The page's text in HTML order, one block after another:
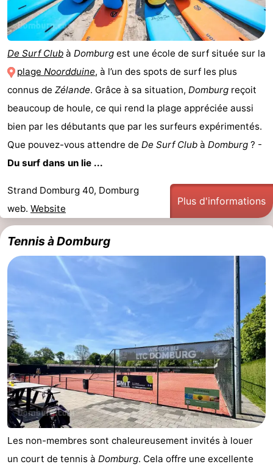
Buitenhof
Domburg
-
Hof
Domburg
-
Westhove
Hôtels
Last
minutes
Plages
Voir
et
faire
Lieux
d'intérêt
-
Musées
-
Monuments
-
Phares
-
Points
de
vue
Attractions
-
Terrains
de
jeux
-
Aires
de
-
Bowling
-
De Surf Club à Domburg est une école de surf située sur la
plageNoordduine, à l’un des spots de surf les plus
connus de Zélande. Grâce à sa situation, Domburg reçoit
beaucoup de houle, ce qui rend la plage appréciée aussi
bien par les débutants que par les surfeurs expérimentés.
Que pouvez-vous attendre de De Surf Club à Domburg ? -
Du surf dans un lie ...
Strand Domburg 40, Domburg
web. Website
Plus d'informations
Tennis à Domburg
Les non-membres sont chaleureusement invités à louer
un court de tennis à Domburg. Cela offre une excellente